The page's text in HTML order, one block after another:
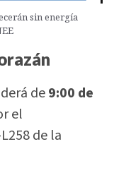
sin energía
de9:00 de
el
de la